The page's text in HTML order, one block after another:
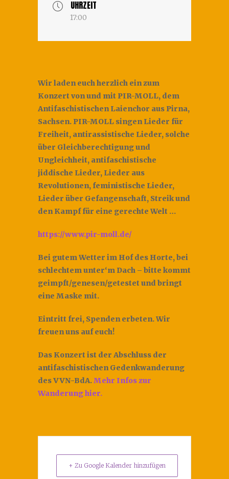
UHRZEIT
17:00
Wir laden euch herzlich ein zum
Konzert von und mit PIR-MOLL, dem
Antifaschistischen Laienchor aus Pirna,
Sachsen. PIR-MOLL singen Lieder für
Freiheit, antirassistische Lieder, solche
über Gleichberechtigung und
Ungleichheit, antifaschistische
jiddische Lieder, Lieder aus
Revolutionen, feministische Lieder,
Lieder über Gefangenschaft, Streik und
den Kampf für eine gerechte Welt …
https://www.pir-moll.de/
Bei gutem Wetter im Hof des Horte, bei
schlechtem unter‘m Dach – bitte kommt
geimpft/genesen/getestet und bringt
eine Maske mit.
Eintritt frei, Spenden erbeten. Wir
freuen uns auf euch!
Das Konzert ist der Abschluss der
antifaschistischen Gedenkwanderung
des VVN-BdA.Mehr Infos zur
Wanderung hier.
+ Zu Google Kalender hinzufügen